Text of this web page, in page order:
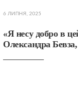
6 ЛИПНЯ, 2025
«Я несу добро в
Олександра